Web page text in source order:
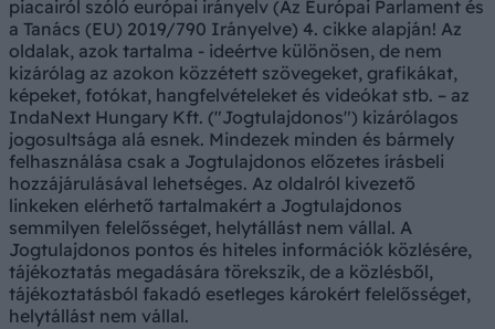
piacairól szóló európai irányelv (Az Európai Parlament és
a Tanács (EU) 2019/790 Irányelve) 4. cikke alapján! Az
oldalak, azok tartalma - ideértve különösen, de nem
kizárólag az azokon közzétett szövegeket, grafikákat,
képeket, fotókat, hangfelvételeket és videókat stb. – az
IndaNext Hungary Kft. ("Jogtulajdonos") kizárólagos
jogosultsága alá esnek. Mindezek minden és bármely
felhasználása csak a Jogtulajdonos előzetes írásbeli
hozzájárulásával lehetséges. Az oldalról kivezető
linkeken elérhető tartalmakért a Jogtulajdonos
semmilyen felelősséget, helytállást nem vállal. A
Jogtulajdonos pontos és hiteles információk közlésére,
tájékoztatás megadására törekszik, de a közlésből,
tájékoztatásból fakadó esetleges károkért felelősséget,
helytállást nem vállal.